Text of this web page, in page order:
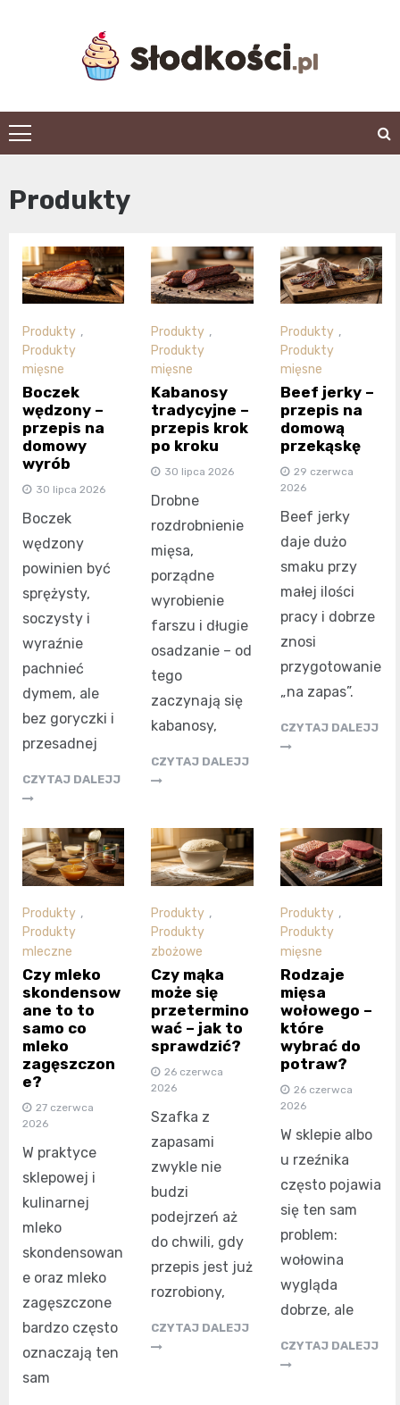
slodkosci.pl
Produkty
Produkty ,
Produkty
mięsne
Boczek
wędzony –
przepis na
domowy
wyrób
30 lipca 2026
Boczek
wędzony
powinien być
sprężysty,
soczysty i
wyraźnie
pachnieć
dymem, ale
bez goryczki i
przesadnej
CZYTAJ DALEJJ
Produkty ,
Produkty
mięsne
Kabanosy
tradycyjne –
przepis krok
po kroku
30 lipca 2026
Drobne
rozdrobnienie
mięsa,
porządne
wyrobienie
farszu i długie
osadzanie – od
tego
zaczynają się
kabanosy,
CZYTAJ DALEJJ
Produkty ,
Produkty
mięsne
Beef jerky –
przepis na
domową
przekąskę
29 czerwca
2026
Beef jerky
daje dużo
smaku przy
małej ilości
pracy i dobrze
znosi
przygotowanie
„na zapas”.
CZYTAJ DALEJJ
Produkty ,
Produkty
mleczne
Czy mleko
skondensow
ane to to
samo co
mleko
zagęszczon
e?
27 czerwca
2026
W praktyce
sklepowej i
kulinarnej
mleko
skondensowan
e oraz mleko
zagęszczone
bardzo często
oznaczają ten
sam
Produkty ,
Produkty
zbożowe
Czy mąka
może się
przetermino
wać – jak to
sprawdzić?
26 czerwca
2026
Szafka z
zapasami
zwykle nie
budzi
podejrzeń aż
do chwili, gdy
przepis jest już
rozrobiony,
CZYTAJ DALEJJ
Produkty ,
Produkty
mięsne
Rodzaje
mięsa
wołowego –
które
wybrać do
potraw?
26 czerwca
2026
W sklepie albo
u rzeźnika
często pojawia
się ten sam
problem:
wołowina
wygląda
dobrze, ale
CZYTAJ DALEJJ